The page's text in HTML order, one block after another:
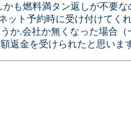
も燃料満タン返しが不要な
ット予約時に受け付けてく
.会社か無くなった場合（
返金を受けられたと思いま